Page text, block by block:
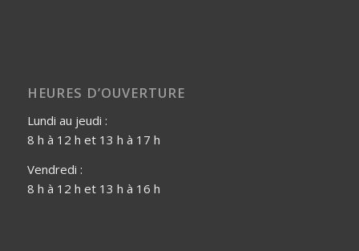
HEURES D’OUVERTURE
Lundi au jeudi :
8 h à 12 h et 13 h à 17 h
Vendredi :
8 h à 12 h et 13 h à 16 h